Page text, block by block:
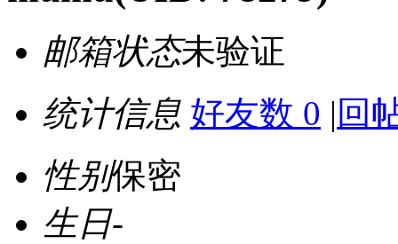
邮箱状态未验证
统计信息 好友数 0 | 回
性别保密
生日-